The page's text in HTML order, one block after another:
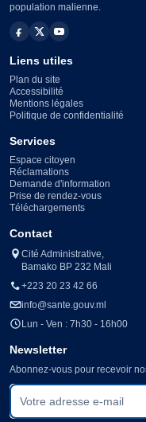
population malienne.
Liens utiles
Plan du site
Accessibilité
Mentions légales
Politique de confidentialité
Services
Espace citoyen
Réclamations
Demande d'information
Prise de rendez-vous
Téléchargements
Contact
Cité Administrative,
Bamako BP 232 Mali
+223 20 23 42 66
info@sante.gouv.ml
Lun - Ven : 7h30 - 16h00
Newsletter
Abonnez-vous pour recevoir
Votre adresse e-mail